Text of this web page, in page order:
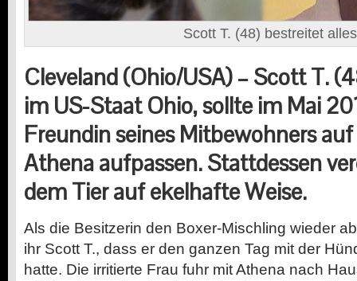
Scott T. (48) bestreitet
Cleveland (Ohio/USA) – Scott T.
im US-Staat Ohio, sollte im Mai
Freundin seines Mitbewohners
Athena aufpassen. Stattdessen
dem Tier auf ekelhafte Weise.
Als die Besitzerin den Boxer-Mischling wieder
ihr Scott T., dass er den ganzen Tag mit der
hatte. Die irritierte Frau fuhr mit Athena nach